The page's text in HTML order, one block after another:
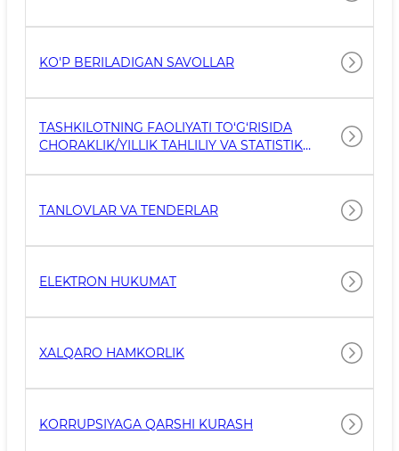
KO'P BERILADIGAN SAVOLLAR
TASHKILOTNING FAOLIYATI TO‘G‘RISIDA
CHORAKLIK/YILLIK TAHLILIY VA STATISTIK
TANLOVLAR VA TENDERLAR
ELEKTRON HUKUMAT
XALQARO HAMKORLIK
KORRUPSIYAGA QARSHI KURASH